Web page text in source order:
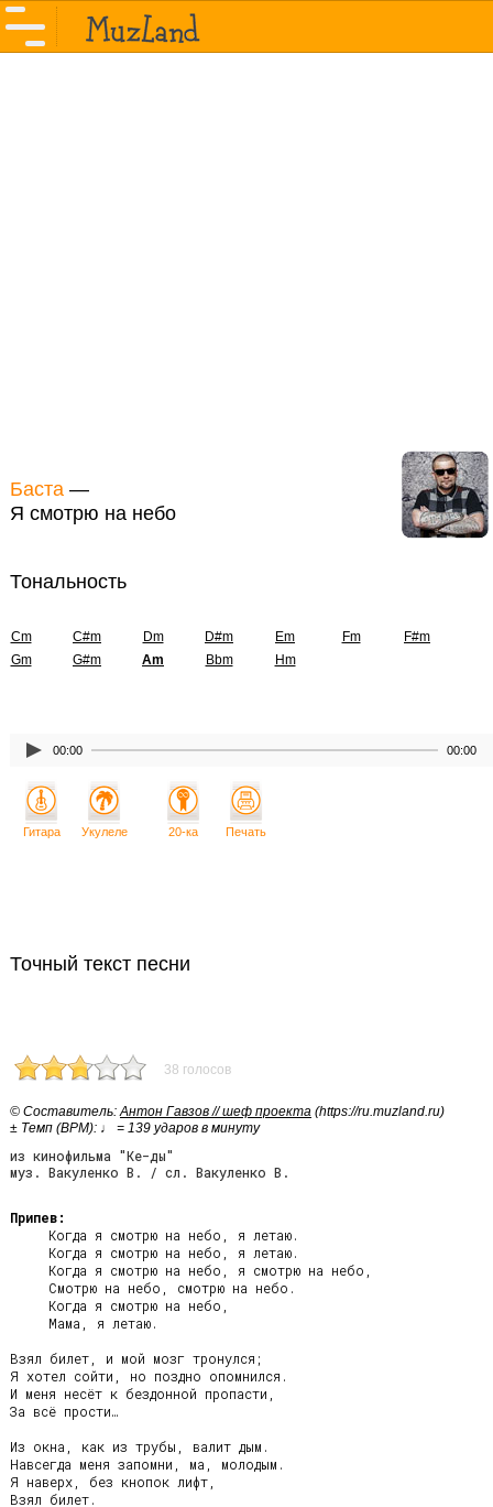
Баста —
Я смотрю на небо
Тональность
Cm C#m Dm D#m Em Fm
F#m
Gm
G#m Am Bbm Hm
00:00 00:00
Точный текст песни
38 голосов
© Cоставитель:Антон Гавзов // шеф проекта (https://ru.muzland.ru)
± Темп (BPM): ♩ = 139 ударов в минуту
из кинофильма "Ке-ды"
муз. Вакуленко В. / сл. Вакуленко В.
Припев:
Взял билет, и мой мозг тронулся;
Я хотел сойти, но поздно опомнился.
И меня несёт к бездонной пропасти,
За всё прости…
Из окна, как из трубы, валит дым.
Навсегда меня запомни, ма, молодым.
Я наверх, без кнопок лифт,
Взял билет.
Гитара Укулеле 20-ка Печать